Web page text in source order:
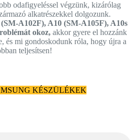
odafigyeléssel végzünk, kizárólag
alkatrészekkel dolgozunk.
A102F), A10 (SM-A105F), A10s
okoz, akkor gyere el hozzánk
és mi gondoskodunk róla, hogy újra a
teljesítsen!
KÉSZÜLÉKEK